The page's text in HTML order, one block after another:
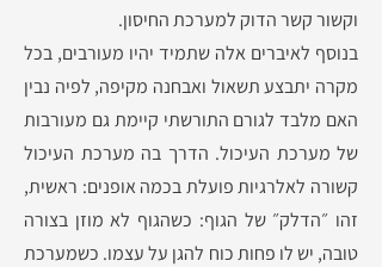
וקשור קשר הדוק למערכת החיסון.
בנוסף לאיברים אלה שתמיד יהיו מעורבים, בכל
מקרה יתבצע תשאול ואבחנה מקיפה, לפיה נבין
האם מלבד לגורם התורשתי קיימת גם מעורבות
של מערכת העיכול. הדרך בה מערכת העיכול
קשורה לאלרגיות פועלת בכמה אופנים: ראשית,
זהו ״הדלק״ של הגוף: כשהגוף לא מוזן בצורה
טובה, יש לו פחות כוח להגן על עצמו. כשמערכת